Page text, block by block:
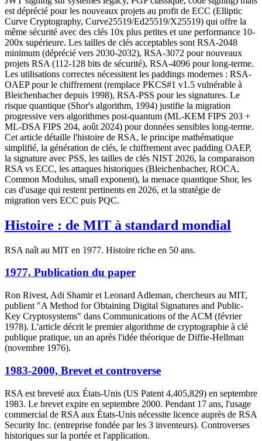
est déprécié pour les nouveaux projets au profit de ECC (Elliptic
Curve Cryptography, Curve25519/Ed25519/X25519) qui offre la
même sécurité avec des clés 10x plus petites et une performance 10-
200x supérieure. Les tailles de clés acceptables sont RSA-2048
minimum (déprécié vers 2030-2032), RSA-3072 pour nouveaux
projets RSA (112-128 bits de sécurité), RSA-4096 pour long-terme.
Les utilisations correctes nécessitent les paddings modernes : RSA-
OAEP pour le chiffrement (remplace PKCS#1 v1.5 vulnérable à
Bleichenbacher depuis 1998), RSA-PSS pour les signatures. Le
risque quantique (Shor's algorithm, 1994) justifie la migration
progressive vers algorithmes post-quantum (ML-KEM FIPS 203 +
ML-DSA FIPS 204, août 2024) pour données sensibles long-terme.
Cet article détaille l'histoire de RSA, le principe mathématique
simplifié, la génération de clés, le chiffrement avec padding OAEP,
la signature avec PSS, les tailles de clés NIST 2026, la comparaison
RSA vs ECC, les attaques historiques (Bleichenbacher, ROCA,
Common Modulus, small exponent), la menace quantique Shor, les
cas d'usage qui restent pertinents en 2026, et la stratégie de
migration vers ECC puis PQC.
Histoire : de MIT à standard mondial
RSA naît au MIT en 1977. Histoire riche en 50 ans.
1977, Publication du paper
Ron Rivest, Adi Shamir et Leonard Adleman, chercheurs au MIT,
publient "A Method for Obtaining Digital Signatures and Public-
Key Cryptosystems" dans Communications of the ACM (février
1978). L'article décrit le premier algorithme de cryptographie à clé
publique pratique, un an après l'idée théorique de Diffie-Hellman
(novembre 1976).
1983-2000, Brevet et controverse
RSA est breveté aux États-Unis (US Patent 4,405,829) en septembre
1983. Le brevet expire en septembre 2000. Pendant 17 ans, l'usage
commercial de RSA aux États-Unis nécessite licence auprès de RSA
Security Inc. (entreprise fondée par les 3 inventeurs). Controverses
historiques sur la portée et l'application.